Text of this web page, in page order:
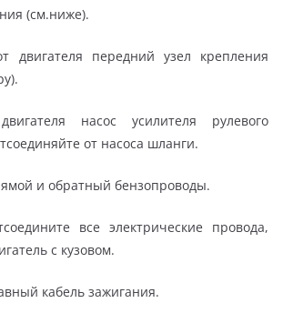
(см.ниже).
двигателя передний узел крепления
насос усилителя рулевого
от насоса шланги.
и обратный бензопроводы.
все электрические провода,
с кузовом.
кабель зажигания.